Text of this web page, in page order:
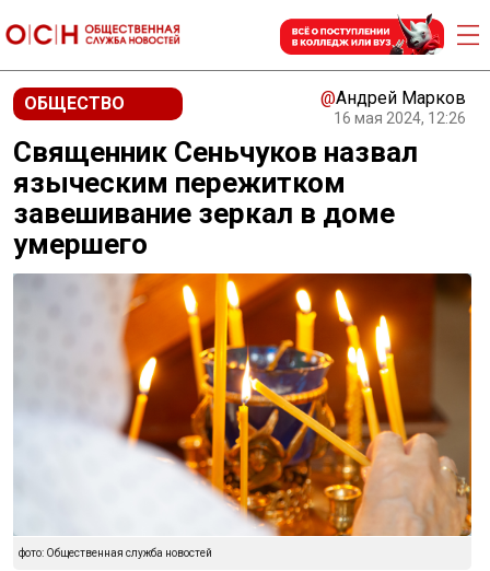
ОБЩЕСТВО @Андрей Марков
16 мая 2024, 12:26
Священник Сеньчуков назвал
языческим пережитком
завешивание зеркал в доме
умершего
фото: Общественная служба новостей